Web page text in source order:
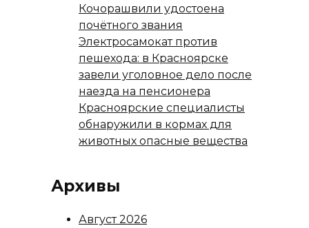
Кочорашвили удостоена
почётного звания
Электросамокат против
пешехода: в Красноярске
завели уголовное дело после
наезда на пенсионера
Красноярские специалисты
обнаружили в кормах для
животных опасные вещества
Архивы
Август 2026